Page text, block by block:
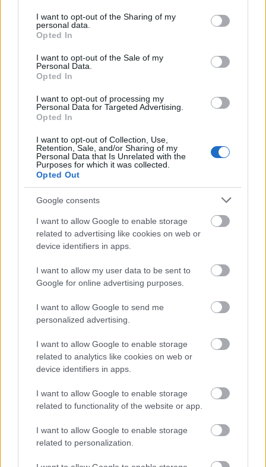
not limited to your visit or usage behaviour. You may click to
grant or deny consent to Google and its third-party tags to
use your data for below specified purposes in below Google
consent section.
I want to opt-out of the Sharing of my
personal data.
Opted In
I want to opt-out of the Sale of my
Personal Data.
Opted In
I want to opt-out of processing my
Personal Data for Targeted Advertising.
Opted In
I want to opt-out of Collection, Use,
Retention, Sale, and/or Sharing of my
Personal Data that Is Unrelated with the
Purposes for which it was collected.
Opted Out
Google consents
I want to allow Google to enable storage
related to advertising like cookies on web or
device identifiers in apps.
I want to allow my user data to be sent to
Google for online advertising purposes.
I want to allow Google to send me
personalized advertising.
I want to allow Google to enable storage
related to analytics like cookies on web or
device identifiers in apps.
I want to allow Google to enable storage
related to functionality of the website or app.
I want to allow Google to enable storage
related to personalization.
Αποθήκευσε το όνομά μου, email, και τον ιστότοπο μου σε
αυτόν τον πλοηγό για την επόμενη φορά που θα σχολιάσω.
ΠΙΣΩ ΣΕ Παιχνίδι Πάντα Πάντα Πάντα
Αγώνες με μπάλα
Σκυταλοδρομικά
Υλικά Μπάλες ή τόπια όσες οι Εξάδες Τα Λυκόπουλα στέκονται σε
Εξάδες στις γραμμές τους. Έχουμε τοποθετήσει απέναντι από την
Γη, νερό, αέρας
Βαθμολογήθηκε με
από 5
Υλικά Κιμωλία Σχεδιάζουμε μια γραμμή στο πάτωμα με κιμωλία.
Τα Λυκόπουλα βρίσκονται πίσω από την γραμμή. Ο Ακέλα μπορεί
Η μάχη
Βαθμολογήθηκε με0από 5
Υλικά Μπάλα μικρή Χαράζουμε στο έδαφος έναν κύκλο. Τα μισά
Λυκόπουλα μπαίνουν μέσα στο κύκλο, τα άλλα μισά μένουν απ’